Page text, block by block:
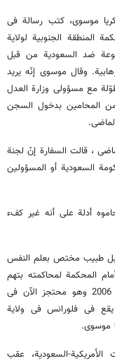
موسوی، کتب رسالة فی
المنطقة الجنوبیة لولایة
ضد السعودیة من قبل
قتلوا فی هجمات 11 سبتمبر،2001 الإرهابیة. وقال موسوی إنّه یرید
مع مسؤولی وزارة العدل
المحامین بدخول السجن
، قالت السفارة إنّ لجنة
السعودیة أو المسؤولین
أدلة علی أنه غیر کفء
طبیب مختص بعلم النفس
المحکمة لمحاکمته بتهم
متعلّقة بالإرهاب. فحکم علیه بالسجن المؤبّد عام 2006 وهو محتجز الآن فی
فی فلورانس فی ولایة
موسوی.
السعودیة، عقب